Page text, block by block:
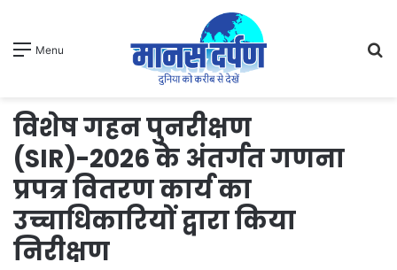
Menu
विशेष गहन पुनरीक्षण
(SIR)-2026 के अंतर्गत गणना
प्रपत्र वितरण कार्य का
उच्चाधिकारियों द्वारा किया
निरीक्षण